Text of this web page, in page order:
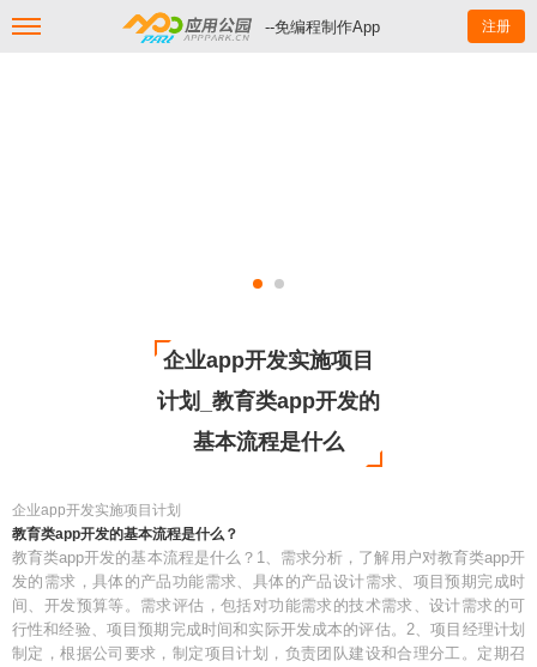
--免编程制作App 注册
企业app开发实施项目
计划_教育类app开发的
基本流程是什么
企业app开发实施项目计划
教育类app开发的基本流程是什么？
教育类app开发的基本流程是什么？1、需求分析，了解用户对教育类app开
发的需求，具体的产品功能需求、具体的产品设计需求、项目预期完成时
间、开发预算等。需求评估，包括对功能需求的技术需求、设计需求的可
行性和经验、项目预期完成时间和实际开发成本的评估。2、项目经理计划
制定，根据公司要求，制定项目计划，负责团队建设和合理分工。定期召